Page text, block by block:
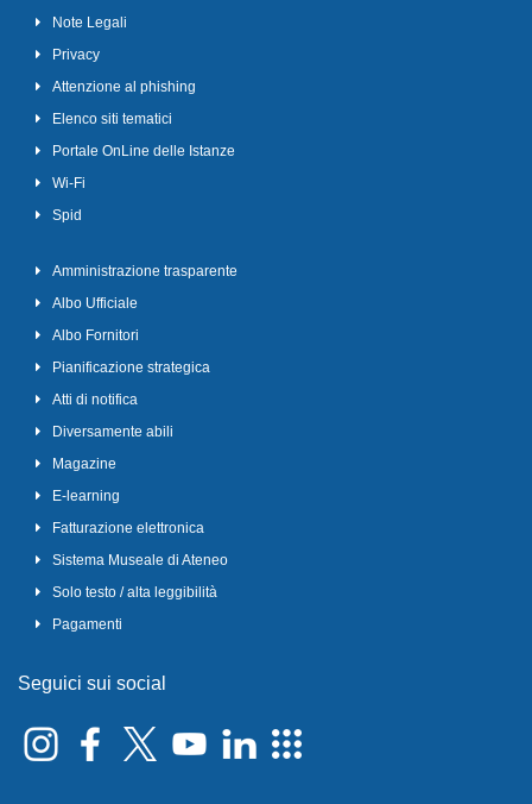
Note Legali
Privacy
Attenzione al phishing
Elenco siti tematici
Portale OnLine delle Istanze
Wi-Fi
Spid
Amministrazione trasparente
Albo Ufficiale
Albo Fornitori
Pianificazione strategica
Atti di notifica
Diversamente abili
Magazine
E-learning
Fatturazione elettronica
Sistema Museale di Ateneo
Solo testo / alta leggibilità
Pagamenti
Seguici sui social